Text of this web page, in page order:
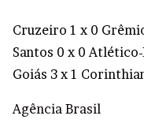
April 23, 2023
Cruzeiro 1 x 0
Santos 0 x 0
Goiás 3 x 1
Agência Brasil